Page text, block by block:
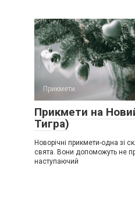
Прикмети
Прикмети на
Тигра)
Новорічні прикмети-одна зі
свята. Вони допоможуть не
наступаючий